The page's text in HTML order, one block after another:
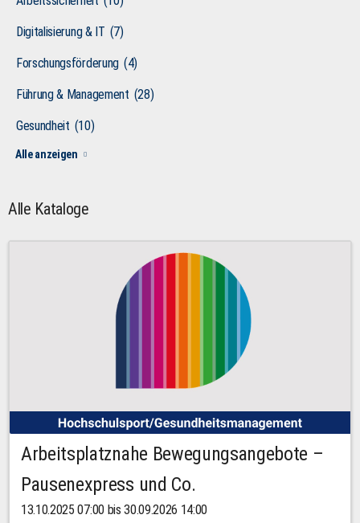
Digitalisierung & IT (7)
Forschungsförderung (4)
Führung & Management (28)
Gesundheit (10)
Alle anzeigen
Alle Kataloge
Arbeitsplatznahe Bewegungsangebote –
Pausenexpress und Co.
13.10.2025 07:00 bis 30.09.2026 14:00